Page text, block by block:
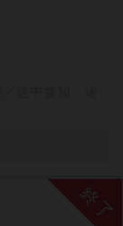
終了